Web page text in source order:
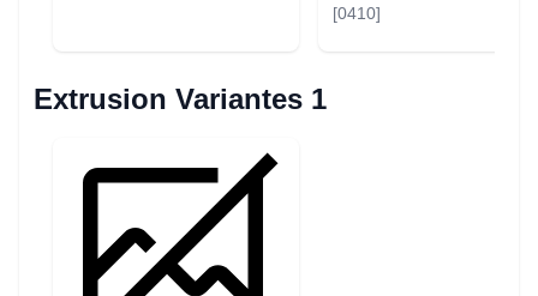
[0410]
Extrusion Variantes 1